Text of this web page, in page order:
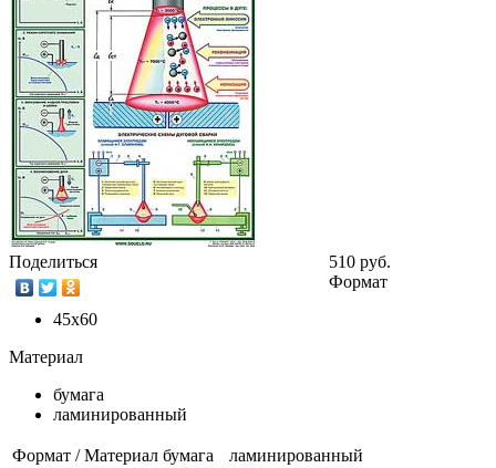
Поделиться
510 руб.
Формат
45х60
Материал
бумага
ламинированный
Формат / Материал бумага
ламинированный